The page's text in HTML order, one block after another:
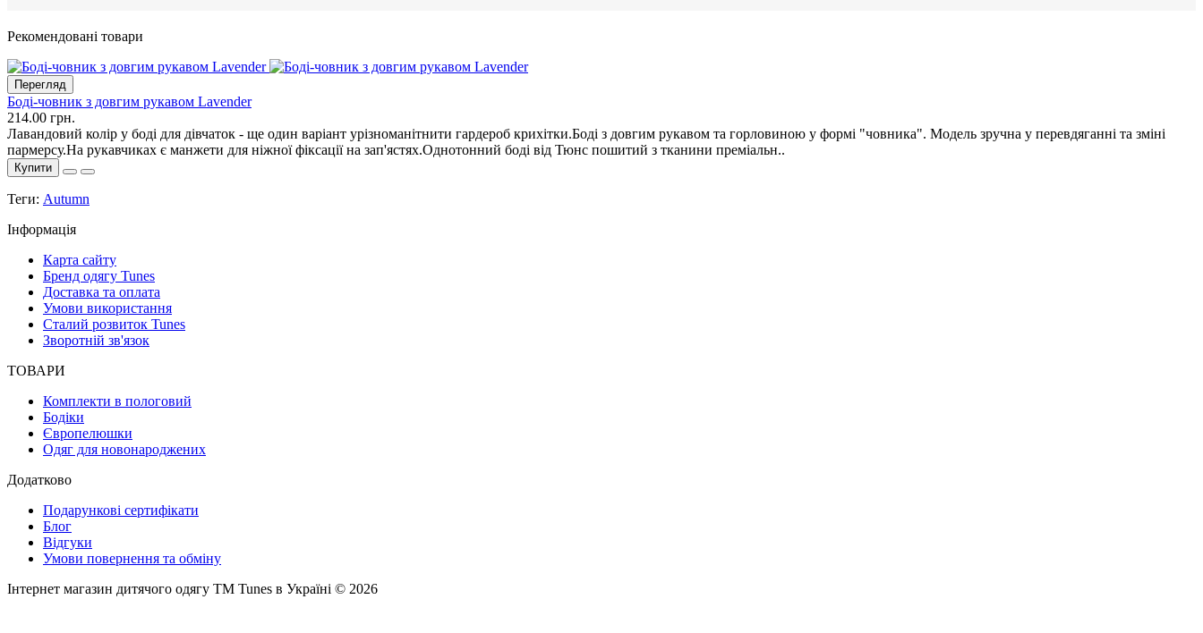
Рекомендовані товари
Перегляд
Боді-човник з довгим рукавом Lavender
214.00 грн.
Лавандовий колір у боді для дівчаток - ще один варіант урізноманітнити гардероб крихітки.Боді з довгим рукавом та горловиною у формі "човника". Модель зручна у перевдяганні та зміні
пармерсу.На рукавчиках є манжети для ніжної фіксації на зап'ястях.Однотонний боді від Тюнс пошитий з тканини преміальн..
Купити
Теги: Autumn
Інформація
Карта сайту
Бренд одягу Tunes
Доставка та оплата
Умови використання
Сталий розвиток Tunes
Зворотній зв'язок
ТОВАРИ
Комплекти в пологовий
Бодіки
Європелюшки
Одяг для новонароджених
Додатково
Подарункові сертифікати
Блог
Відгуки
Умови повернення та обміну
Інтернет магазин дитячого одягу ТМ Tunes в Україні © 2026